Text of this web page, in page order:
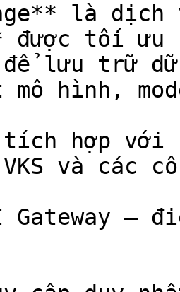
là dịch
được tối ưu
để lưu trữ
mô hình,
tích hợp với
và các
Gateway –